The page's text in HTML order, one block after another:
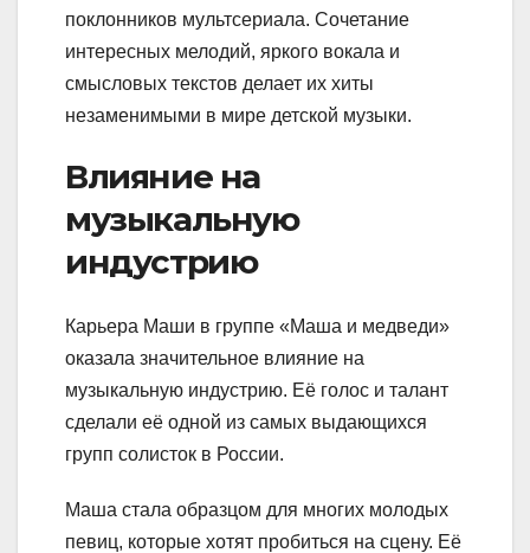
поклонников мультсериала. Сочетание
интересных мелодий, яркого вокала и
смысловых текстов делает их хиты
незаменимыми в мире детской музыки.
Влияние на
музыкальную
индустрию
Карьера Маши в группе «Маша и медведи»
оказала значительное влияние на
музыкальную индустрию. Её голос и талант
сделали её одной из самых выдающихся
групп солисток в России.
Маша стала образцом для многих молодых
певиц, которые хотят пробиться на сцену. Её